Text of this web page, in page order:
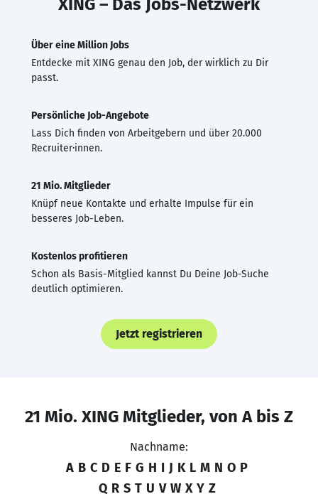
Über eine Million Jobs
Entdecke mit XING genau den Job, der wirklich zu Dir
passt.
Persönliche Job-Angebote
Lass Dich finden von Arbeitgebern und über 20.000
Recruiter·innen.
21 Mio. Mitglieder
Knüpf neue Kontakte und erhalte Impulse für ein
besseres Job-Leben.
Kostenlos profitieren
Schon als Basis-Mitglied kannst Du Deine Job-Suche
deutlich optimieren.
Jetzt registrieren
21 Mio. XING Mitglieder, von A bis Z
Nachname:
A B C D E F G H I J K L M N O P
Q R S T U V W X Y Z